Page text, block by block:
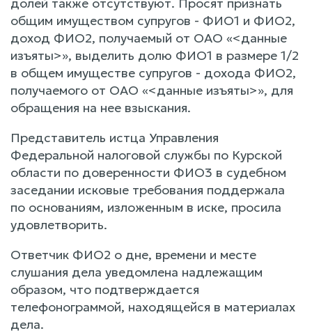
общим имуществом супругов - ФИО1 и ФИО2,
доход ФИО2, получаемый от ОАО «<данные
изъяты>», выделить долю ФИО1 в размере 1/2
в общем имуществе супругов - дохода ФИО2,
получаемого от ОАО «<данные изъяты>», для
обращения на нее взыскания.
Представитель истца Управления
Федеральной налоговой службы по Курской
области по доверенности ФИО3 в судебном
заседании исковые требования поддержала
по основаниям, изложенным в иске, просила
удовлетворить.
Ответчик ФИО2 о дне, времени и месте
слушания дела уведомлена надлежащим
образом, что подтверждается
телефонограммой, находящейся в материалах
дела.